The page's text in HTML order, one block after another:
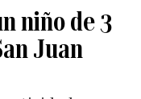
niño de 3
Juan